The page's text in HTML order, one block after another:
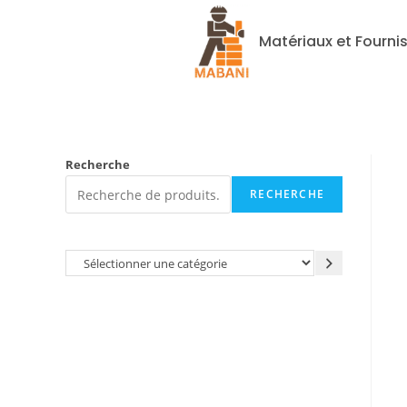
Matériaux et
Recherche
RECHERCHE